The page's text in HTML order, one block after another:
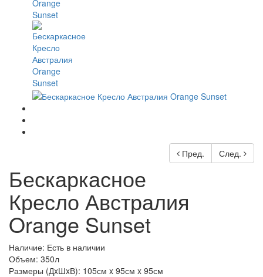
Пред. След.
Бескаркасное
Кресло Австралия
Orange Sunset
Наличие: Есть в наличии
Объем: 350л
Размеры (ДxШxВ): 105см x 95см x 95см